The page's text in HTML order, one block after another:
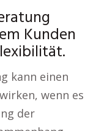
Kunden
kann einen
wenn es
der